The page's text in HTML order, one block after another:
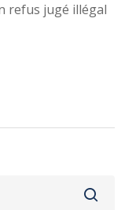
refus jugé illégal